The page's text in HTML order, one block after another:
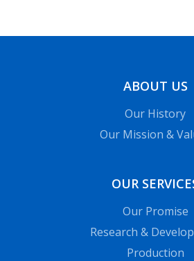
ABOUT US
Our History
Our Mission &
OUR
Our Promise
Research &
Production